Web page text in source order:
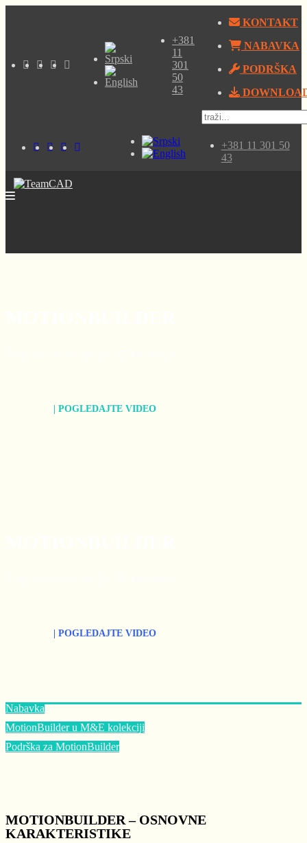
+381
11
301
50
43
KONTAKT
NABAVKA
PODRŠKA
+381 11 301 50
43
| POGLEDAJTE VIDEO
| POGLEDAJTE VIDEO
Nabavka
MotionBuilder u M&E kolekciji
Podrška za MotionBuilder
MOTIONBUILDER – OSNOVNE
KARAKTERISTIKE